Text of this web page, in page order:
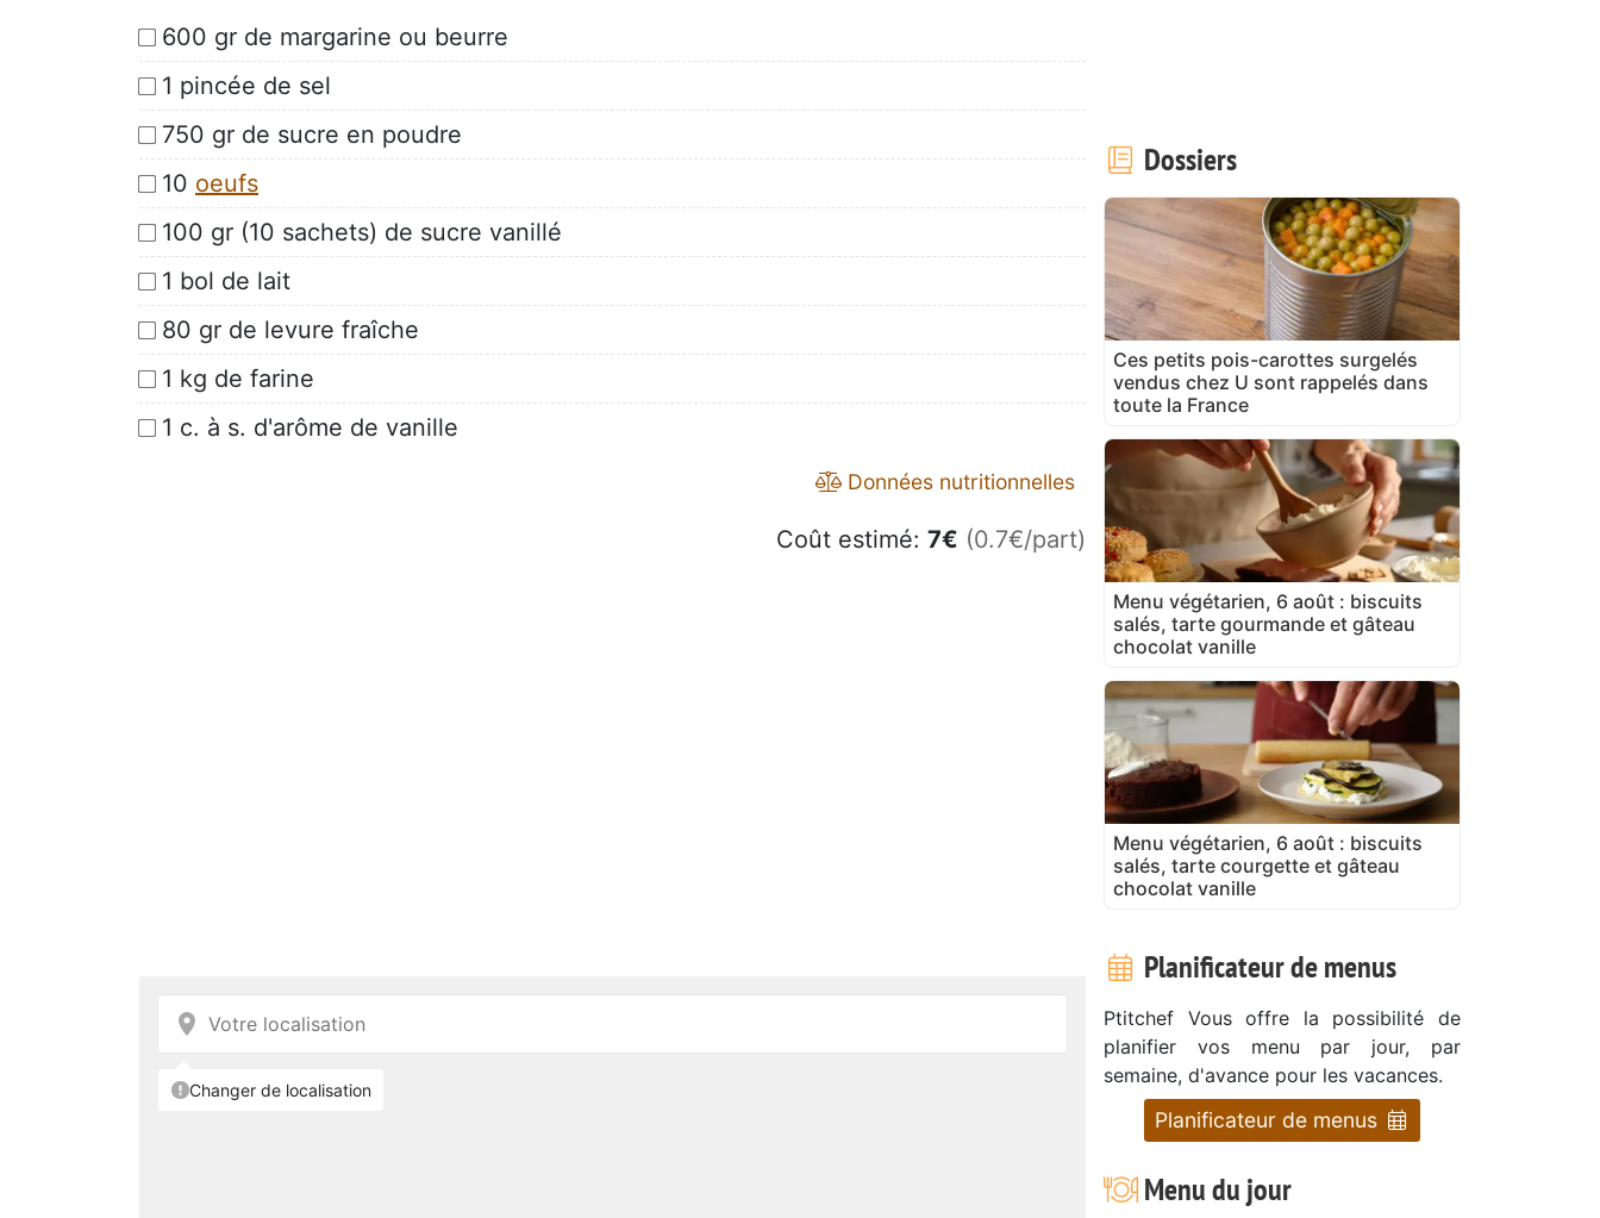
600 gr de margarine ou beurre
1 pincée de sel
750 gr de sucre en poudre
10 oeufs
100 gr (10 sachets) de sucre vanillé
1 bol de lait
80 gr de levure fraîche
1 kg de farine
1 c. à s. d'arôme de vanille
Données nutritionnelles
Coût estimé: 7€ (0.7€/part)
Dossiers
Ces petits pois-carottes surgelés
vendus chez U sont rappelés dans
toute la France
Menu végétarien, 6 août : biscuits
salés, tarte gourmande et gâteau
chocolat vanille
Menu végétarien, 6 août : biscuits
salés, tarte courgette et gâteau
chocolat vanille
Planificateur de menus
Ptitchef Vous offre la possibilité de
planifier vos menu par jour, par
semaine, d'avance pour les vacances.
Planificateur de menus
Menu du jour